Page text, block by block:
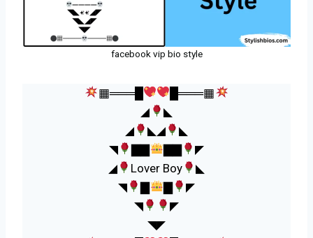
facebook vip bio style
▦═══█
█═══▦
◢
◣
◢
◣◢
◣
◥
▇▇ ▇▇
◤
◢
Lover Boy
◣
◥
▇ ▇
◤
◥
◤
◥◤